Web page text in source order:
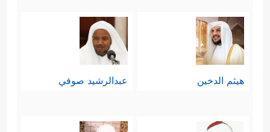
هيثم الدخين عبدالرشيد صوفي